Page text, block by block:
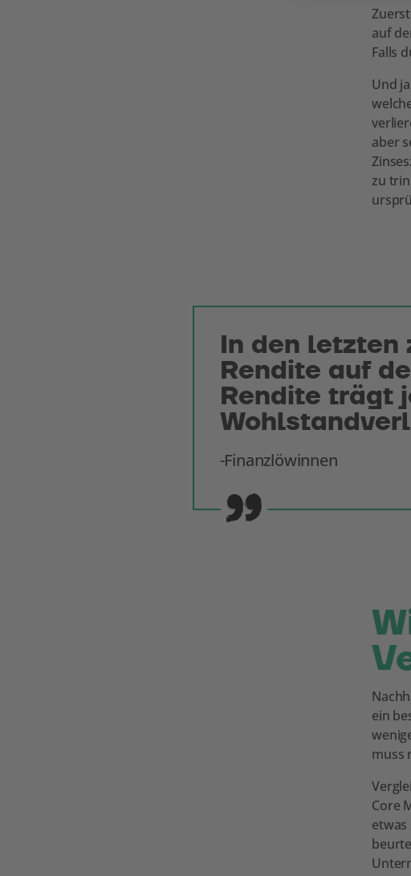
auf
Falls
Und
aber
zu
In den letzten
Rendite auf
Rendite trägt
Finanzlöwinnen
ein
muss
Core
etwas